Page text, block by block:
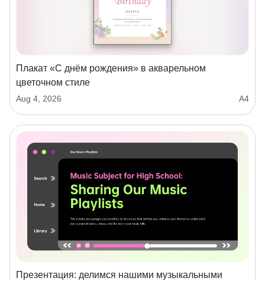
Плакат «С днём рождения» в акварельном
цветочном стиле
Aug 4, 2026 А4
Презентация: делимся нашими музыкальными